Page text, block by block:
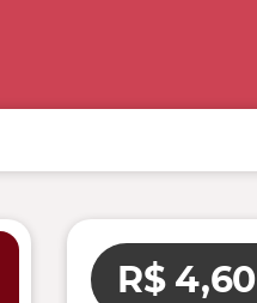
R$ 4,60